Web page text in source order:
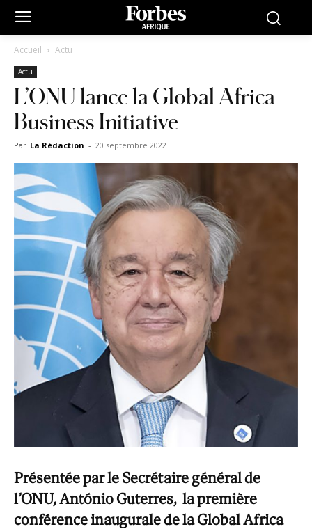
Accueil Actu
Actu
L’ONU lance la Global Africa
Business Initiative
Par La Rédaction - 20 septembre 2022
Présentée par le Secrétaire général de
l’ONU, António Guterres, la première
conférence inaugurale de la Global Africa